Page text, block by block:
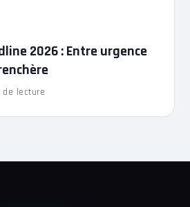
2026 : Entre urgence
lecture